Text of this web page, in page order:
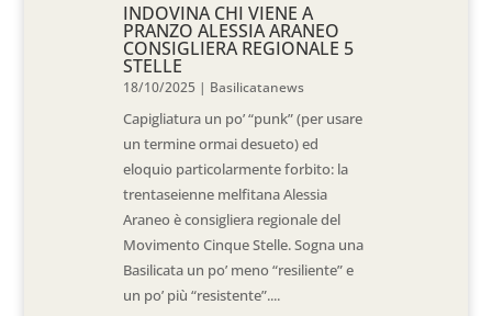
INDOVINA CHI VIENE A
PRANZO ALESSIA ARANEO
CONSIGLIERA REGIONALE 5
STELLE
18/10/2025 | Basilicatanews
Capigliatura un po’ “punk” (per usare
un termine ormai desueto) ed
eloquio particolarmente forbito: la
trentaseienne melfitana Alessia
Araneo è consigliera regionale del
Movimento Cinque Stelle. Sogna una
Basilicata un po’ meno “resiliente” e
un po’ più “resistente”....